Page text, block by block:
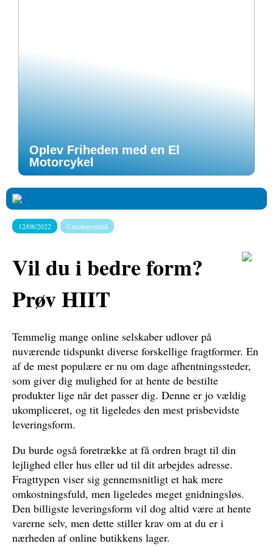
Oplev Friheden med en El
Motorcykel
12/08/2022 Uncategorized
Vil du i bedre form?
Prøv HIIT
Temmelig mange online selskaber udlover på
nuværende tidspunkt diverse forskellige fragtformer. En
af de mest populære er nu om dage afhentningssteder,
som giver dig mulighed for at hente de bestilte
produkter lige når det passer dig. Denne er jo vældig
ukompliceret, og tit ligeledes den mest prisbevidste
leveringsform.
Du burde også foretrække at få ordren bragt til din
lejlighed eller hus eller ud til dit arbejdes adresse.
Fragttypen viser sig gennemsnitligt et hak mere
omkostningsfuld, men ligeledes meget gnidningsløs.
Den billigste leveringsform vil dog altid være at hente
varerne selv, men dette stiller krav om at du er i
nærheden af online butikkens lager.